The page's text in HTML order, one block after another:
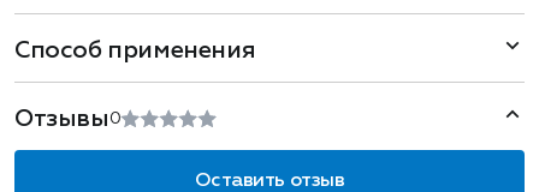
Способ применения
Отзывы 0
Оставить отзыв